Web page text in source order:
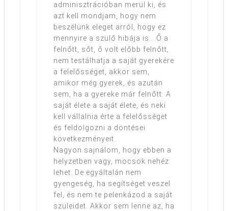
adminisztrációban merül ki, és
azt kell mondjam, hogy nem
beszélünk eleget arról, hogy ez
mennyire a szülő hibája is… Ő a
felnőtt, sőt, ő volt előbb felnőtt,
nem testálhatja a saját gyerekére
a felelősséget, akkor sem,
amikor még gyerek, és azután
sem, ha a gyereke már felnőtt. A
saját élete a saját élete, és neki
kell vállalnia érte a felelősséget
és feldolgozni a döntései
következményeit.
Nagyon sajnálom, hogy ebben a
helyzetben vagy, mocsok nehéz
lehet. De egyáltalán nem
gyengeség, ha segítséget veszel
fel, és nem te pelenkázod a saját
szüleidet. Akkor sem lenne az, ha